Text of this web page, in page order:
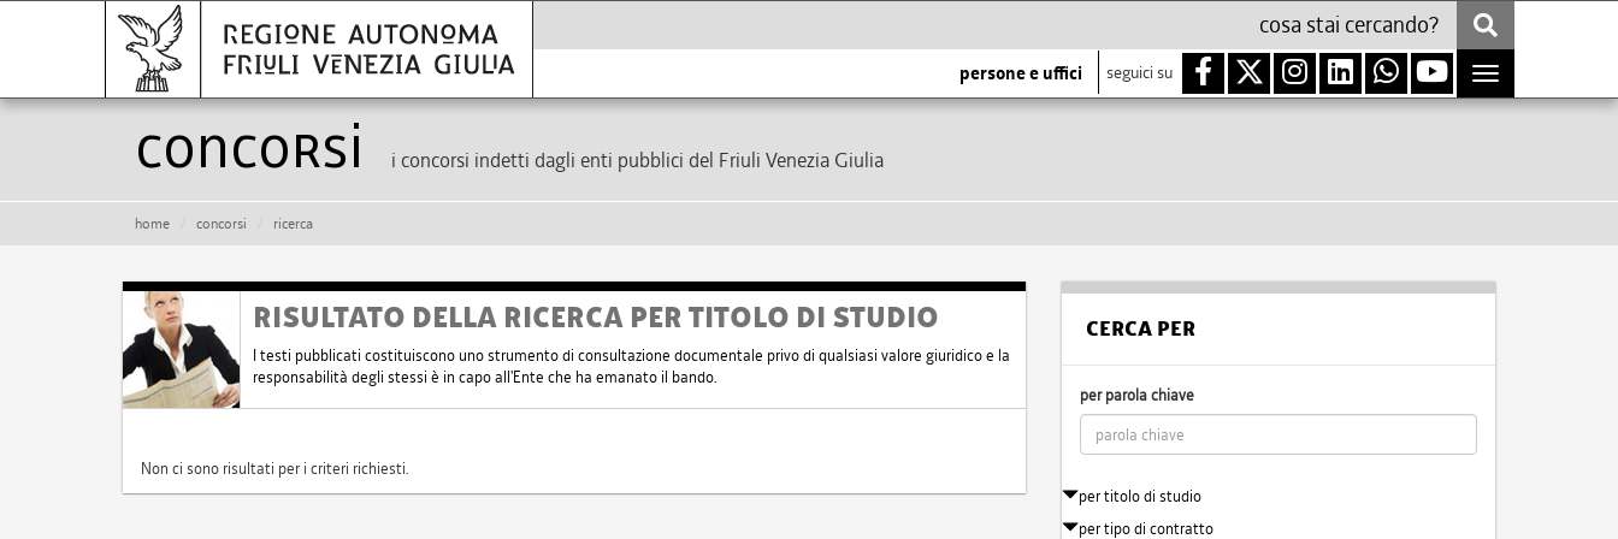
persone e uffici seguici su
Toggle
navigation
Concorsi i concorsi indetti dagli enti pubblici del Friuli Venezia Giulia
home concorsi ricerca
RISULTATO DELLA RICERCA PER TITOLO DI STUDIO
I testi pubblicati costituiscono uno strumento di consultazione documentale privo di qualsiasi valore giuridico e la
responsabilità degli stessi è in capo all'Ente che ha emanato il bando.
Non ci sono risultati per i criteri richiesti.
CERCA PER
per parola chiave
per titolo di studio
per tipo di contratto